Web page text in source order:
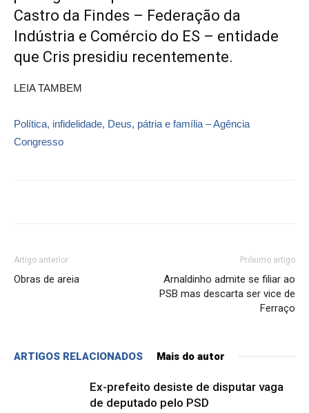
Castro da Findes – Federação da
Indústria e Comércio do ES – entidade
que Cris presidiu recentemente.
LEIA TAMBEM
Política, infidelidade, Deus, pátria e família – Agência
Congresso
Artigo anterior
Obras de areia
Próximo artigo
Arnaldinho admite se filiar ao
PSB mas descarta ser vice de
Ferraço
ARTIGOS RELACIONADOS Mais do autor
Ex-prefeito desiste de disputar vaga
de deputado pelo PSD